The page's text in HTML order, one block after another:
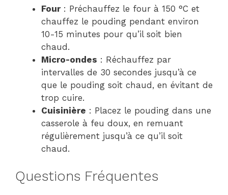
Four: Préchauffez le four à 150 °C et
chauffez le pouding pendant environ
10-15 minutes pour qu’il soit bien
chaud.
Micro-ondes : Réchauffez par
intervalles de 30 secondes jusqu’à ce
que le pouding soit chaud, en évitant de
trop cuire.
Cuisinière : Placez le pouding dans une
casserole à feu doux, en remuant
régulièrement jusqu’à ce qu’il soit
chaud.
Questions Fréquentes